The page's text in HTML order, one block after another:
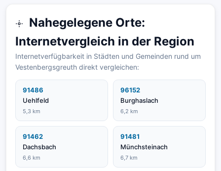
Nahegelegene Orte:
Internetvergleich in der Region
Internetverfügbarkeit in Städten und Gemeinden rund um
Vestenbergsgreuth direkt vergleichen:
91486
Uehlfeld
5,3 km
96152
Burghaslach
6,2 km
91462
Dachsbach
6,6 km
91481
Münchsteinach
6,7 km